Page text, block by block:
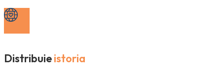
Distribuieistoria